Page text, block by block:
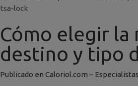
tsa-lock
Cómo elegir
destino y tipo
Publicado en Caloriol.com –